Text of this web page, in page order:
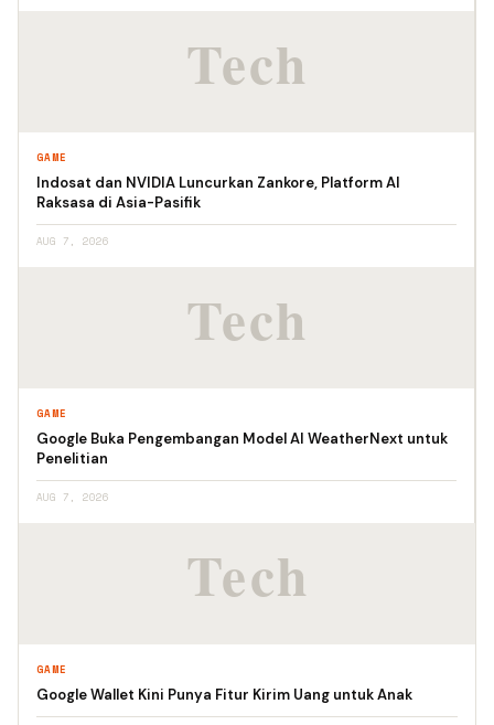
GAME
Indosat dan NVIDIA Luncurkan Zankore, Platform AI
Raksasa di Asia-Pasifik
AUG 7, 2026
GAME
Google Buka Pengembangan Model AI WeatherNext untuk
Penelitian
AUG 7, 2026
GAME
Google Wallet Kini Punya Fitur Kirim Uang untuk Anak